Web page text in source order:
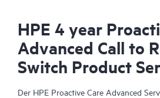
HPE 4 year
Advanced Call to
Switch Product
Der HPE Proactive Care Advanced